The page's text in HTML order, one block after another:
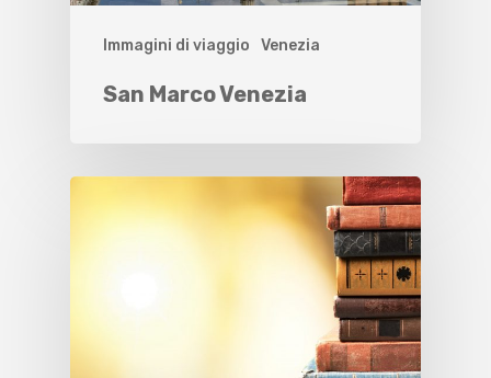
Immagini di viaggio Venezia
San Marco Venezia